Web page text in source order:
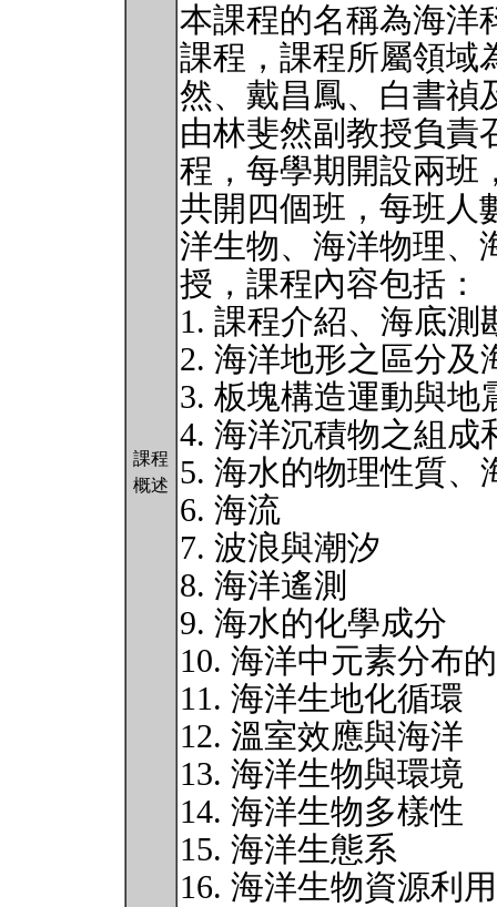
課程
概述
本課程的名稱為海洋
課程，課程所屬領域
然、戴昌鳳、白書禎
由林斐然副教授負責
程，每學期開設兩班
共開四個班，每班人
洋生物、海洋物理、
授，課程內容包括：
1. 課程介紹、海底測
2. 海洋地形之區分及
3. 板塊構造運動與地
4. 海洋沉積物之組成
5. 海水的物理性質、
6. 海流
7. 波浪與潮汐
8. 海洋遙測
9. 海水的化學成分
10. 海洋中元素分布
11. 海洋生地化循環
12. 溫室效應與海洋
13. 海洋生物與環境
14. 海洋生物多樣性
15. 海洋生態系
16. 海洋生物資源利